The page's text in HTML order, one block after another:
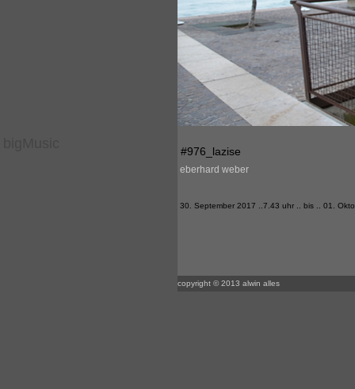
#976_lazise
eberhard weber
30. September 2017 ..7.43 uhr .. bis .. 01.
copyright © 2013 alwin alles